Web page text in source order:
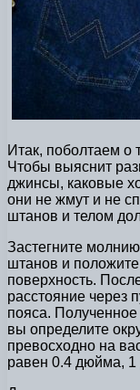
Итак, поболтаем о
Чтобы выяснит
джинсы, каковые
они не жмут и не
штанов и телом
Застегните
штанов и
поверхность.
расстояние через
пояса.
вы определите
превосходно на
равен 0.4 дюйма, 1